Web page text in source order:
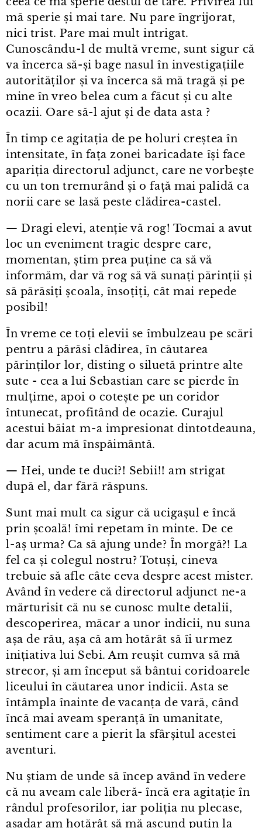
mă sperie și mai tare. Nu pare îngrijorat,
nici trist. Pare mai mult intrigat.
Cunoscându⁠-⁠l de multă vreme, sunt sigur că
va încerca să-și bage nasul în investigațiile
autorităților și va încerca să mă tragă și pe
mine în vreo belea cum a făcut și cu alte
ocazii. Oare să-l ajut și de data asta ?
În timp ce agitația de pe holuri creștea în
intensitate, în fața zonei baricadate își face
apariția directorul adjunct, care ne vorbește
cu un ton tremurând și o față mai palidă ca
norii care se lasă peste clădirea⁠-⁠castel.
— Dragi elevi, atenție vă rog! Tocmai a avut
loc un eveniment tragic despre care,
momentan, știm prea puține ca să vă
informăm, dar vă rog să vă sunați părinții și
să părăsiți școala, însoțiți, cât mai repede
posibil!
În vreme ce toți elevii se îmbulzeau pe scări
pentru a părăsi clădirea, în căutarea
părinților lor, disting o siluetă printre alte
sute - cea a lui Sebastian care se pierde în
mulțime, apoi o cotește pe un coridor
întunecat, profitând de ocazie. Curajul
acestui băiat m⁠-⁠a impresionat dintotdeauna,
dar acum mă înspăimântă.
— Hei, unde te duci?! Sebii!! am strigat
după el, dar fără răspuns.
Sunt mai mult ca sigur că ucigașul e încă
prin școală! îmi repetam în minte. De ce
l⁠-⁠aș urma? Ca să ajung unde? În morgă?! La
fel ca și colegul nostru? Totuși, cineva
trebuie să afle câte ceva despre acest mister.
Având în vedere că directorul adjunct ne⁠-⁠a
mărturisit că nu se cunosc multe detalii,
descoperirea, măcar a unor indicii, nu suna
așa de rău, așa că am hotărât să îi urmez
inițiativa lui Sebi. Am reușit cumva să mă
strecor, și am început să bântui coridoarele
liceului în căutarea unor indicii. Asta se
întâmpla înainte de vacanța de vară, când
încă mai aveam speranță în umanitate,
sentiment care a pierit la sfârșitul acestei
aventuri.
Nu știam de unde să încep având în vedere
că nu aveam cale liberă- încă era agitație în
rândul profesorilor, iar poliția nu plecase,
așadar am hotărât să mă ascund puțin la